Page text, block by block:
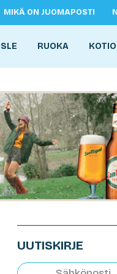
MIKÄ ON JUOMAPOSTI
RUOKA
UUTISKIRJE